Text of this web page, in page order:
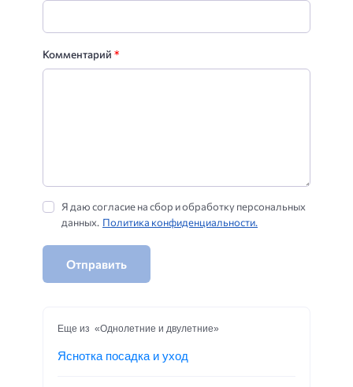
Комментарий *
Я даю согласие на сбор и обработку персональных
данных. Политика конфиденциальности.
Отправить
Еще из «Однолетние и двулетние»
Яснотка посадка и уход